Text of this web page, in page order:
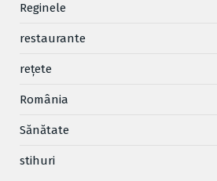
Reginele
restaurante
reţete
România
Sănătate
stihuri